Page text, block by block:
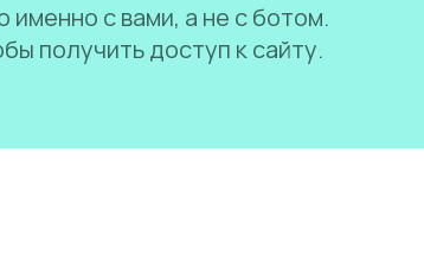
с вами, а не с ботом.
получить доступ к сайту.